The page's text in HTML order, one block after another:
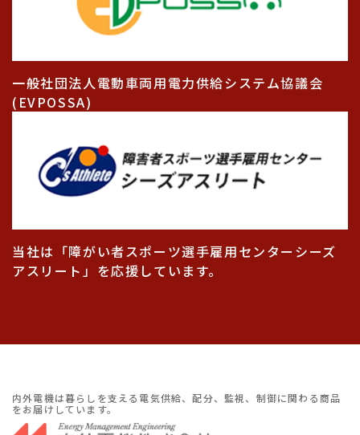
一般社団法人電動車両用電力供給システム協議会
(EVPOSSA)
当社は「障がい者スポーツ選手雇用センターシーズ
アスリート」を応援しています。
内外電機は暮らしを支える電気供給、配分、監視、制御に関わる商品
をお届けしています。